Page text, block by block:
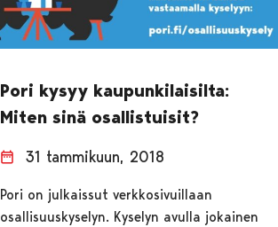
Pori kysyy kaupunkilaisilta:
Miten sinä osallistuisit?
31 tammikuun, 2018
Pori on julkaissut verkkosivuillaan
osallisuuskyselyn. Kyselyn avulla jokainen